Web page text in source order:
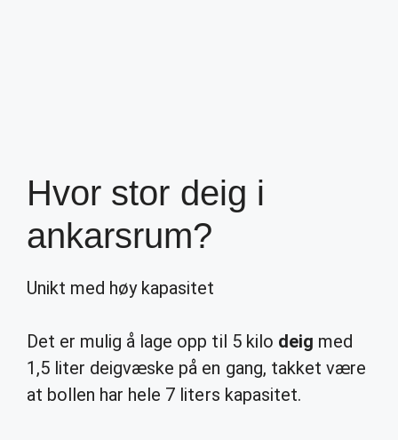
Hvor stor deig i
ankarsrum?
Unikt med høy kapasitet
Det er mulig å lage opp til 5 kilo deig med
1,5 liter deigvæske på en gang, takket være
at bollen har hele 7 liters kapasitet.